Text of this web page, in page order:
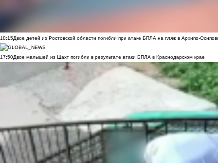
18:15Двое детей из Ростовской области погибли при атаке БПЛА на пляж в Архипо-
17:50Двое малышей из Шахт погибли в результате атаки БПЛА в Краснодарском крае